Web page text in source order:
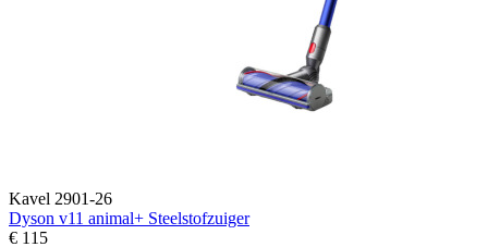
Kavel 2901-26
Dyson v11 animal+ Steelstofzuiger
€ 115